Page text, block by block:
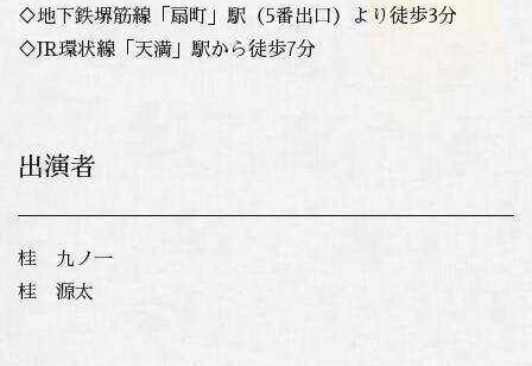
♢地下鉄堺筋線「扇町」駅（5番出口）より徒歩3分
♢JR環状線「天満」駅から徒歩7分
出演者
桂 九ノ一
桂 源太